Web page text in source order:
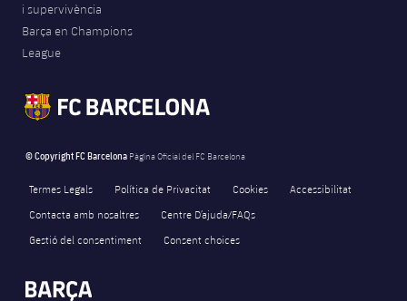
i supervivència
Barça en Champions
League
© Copyright FC Barcelona Pàgina Oficial del FC Barcelona
Termes Legals Política de Privacitat Cookies
Accessibilitat
Contacta amb nosaltres
Centre D’ajuda/FAQs
Gestió del consentiment
Consent choices